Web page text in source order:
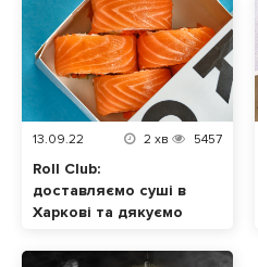
13.09.22 2 хв 5457
Roll Club:
доставляємо суші в
Харкові та дякуємо
можливість